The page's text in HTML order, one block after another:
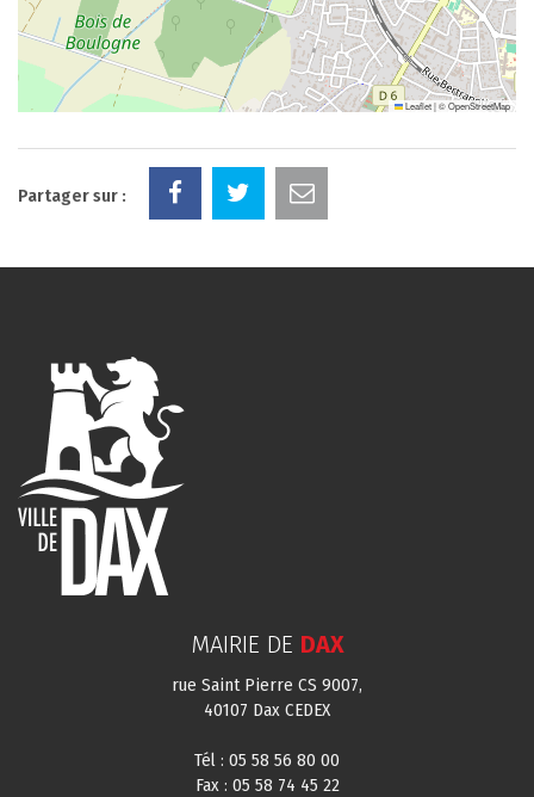
Leaflet|©OpenStreetMap
Partager sur :
MAIRIE DE DAX
rue Saint Pierre CS 9007,
40107 Dax CEDEX
Tél : 05 58 56 80 00
Fax : 05 58 74 45 22